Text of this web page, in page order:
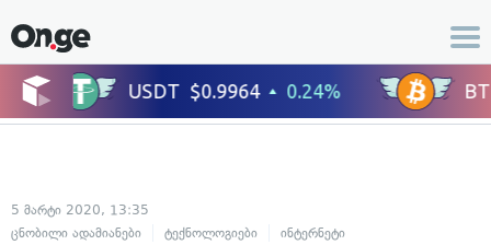
5 მარტი 2020, 13:35
ცნობილი ადამიანები
ტექნოლოგიები ინტერნეტი